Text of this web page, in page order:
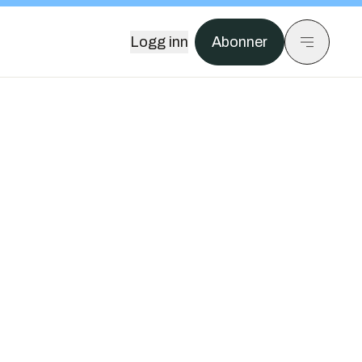
Logg inn Abonner